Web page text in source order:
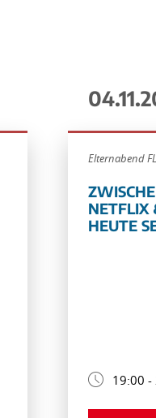
Elternabend
NETFLIX
HEUTE
19:00